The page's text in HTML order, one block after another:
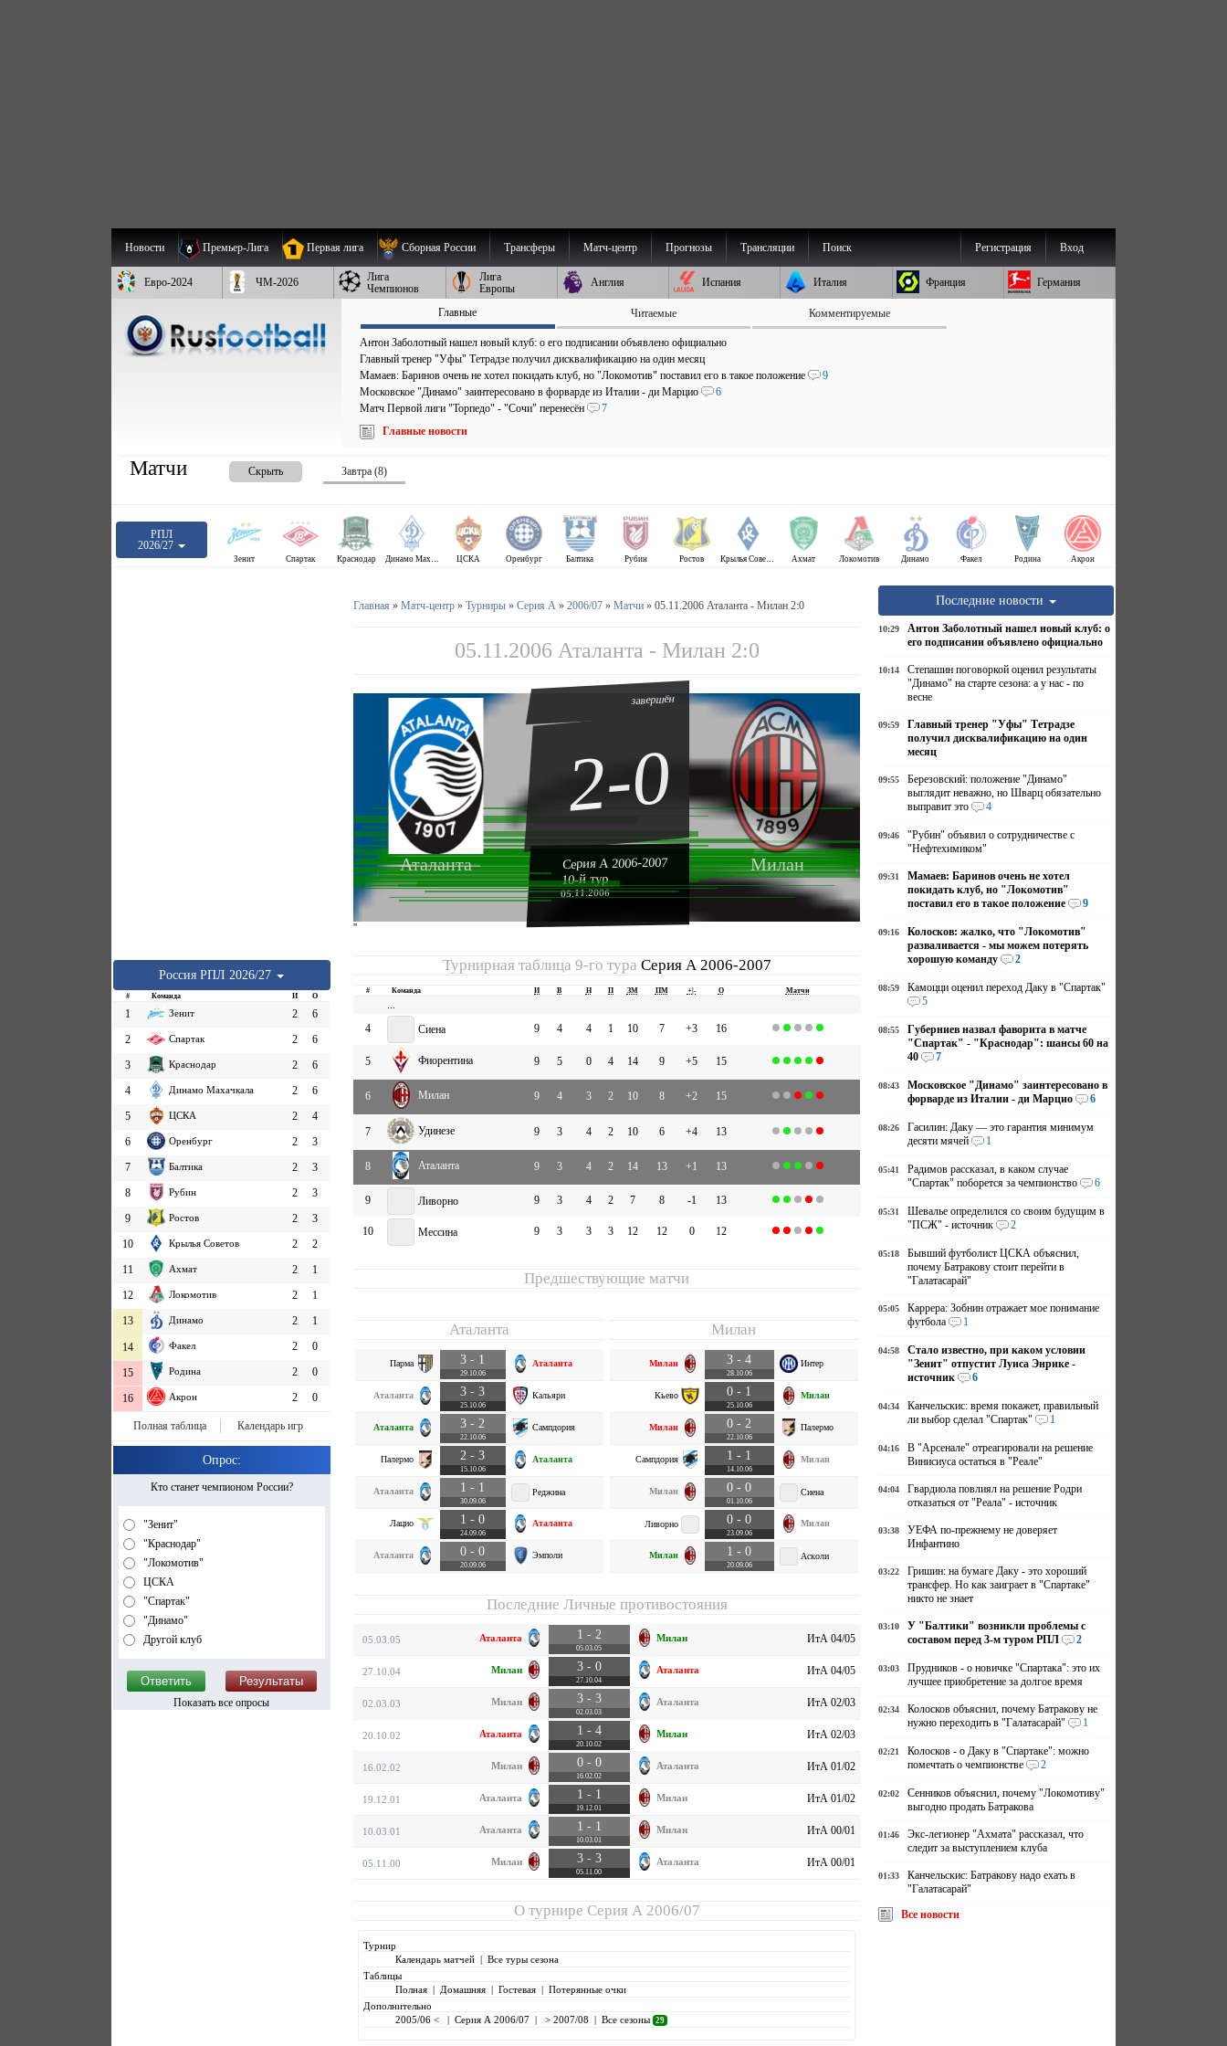
Новости Премьер-Лига Первая лига Сборная России Трансферы Матч-центр Прогнозы Трансляции Поиск Вход
Регистрация
Евро-2024 ЧМ-2026
Лига
Чемпионов
Лига
Европы
Англия Испания Италия Франция Германия
Главные Читаемые Комментируемые
Антон Заболотный нашел новый клуб: о его подписании объявлено официально
Главный тренер "Уфы" Тетрадзе получил дисквалификацию на один месяц
Мамаев: Баринов очень не хотел покидать клуб, но "Локомотив" поставил его в такое положение
9
Московское "Динамо" заинтересовано в форварде из Италии - ди Марцио
6
Матч Первой лиги "Торпедо" - "Сочи" перенесён
7
Главные новости
Матчи Скрыть Завтра (8)
РПЛ
2026/27
Зенит Спартак Краснодар Динамо Махачкала ЦСКА Оренбург Балтика Рубин Ростов Крылья Советов Ахмат Локомотив Динамо Факел Родина Акрон
Россия РПЛ 2026/27
# Команда И О
1 Зенит 2
6
2
Спартак 2
6
3
Краснодар 2
6
4
Динамо Махачкала 2
6
5
ЦСКА 2
4
6
Оренбург 2
3
7
Балтика 2
3
8
Рубин 2
3
9
Ростов 2
3
10
Крылья Советов 2
2
11
Ахмат 2
1
12
Локомотив 2
1
13
Динамо 2 1
14 Факел 2 0
15 Родина 2 0
16 Акрон 2 0
Полная таблица Календарь игр
Опрос:
Кто станет чемпионом России?
"Зенит"
"Краснодар"
"Локомотив"
ЦСКА
"Спартак"
"Динамо"
Другой клуб
Показать все опросы
Главная » Матч-центр» Турниры» Серия А» 2006/07» Матчи» 05.11.2006 Аталанта - Милан 2:0
05.11.2006 Аталанта - Милан 2:0
Аталанта Милан
завершён
2-0
Серия А 2006-2007
10-й тур
05.11.2006
''
Турнирная таблица 9-го тура Серия А 2006-2007
# Команда И В Н П ЗМ ПМ +|- О Матчи
...
4
Сиена 9 4 4 1 10 7 +3 16
5 Фиорентина 9 5 0 4 14 9 +5 15
6 Милан 9 4 3 2 10 8 +2 15
7 Удинезе 9 3 4 2 10 6 +4 13
8 Аталанта 9 3 4 2 14 13 +1 13
9 Ливорно 9 3 4 2 7 8 -1 13
10 Мессина 9 3 3 3 12 12 0 12
Предшествующие матчи
Аталанта
Парма 3 - 1
29.10.06
Аталанта
Аталанта 3 - 3
25.10.06
Кальяри
Аталанта 3 - 2
22.10.06
Сампдория
Палермо 2 - 3
15.10.06
Аталанта
Аталанта 1 - 1
30.09.06
Реджина
Лацио 1 - 0
24.09.06
Аталанта
Аталанта 0 - 0
20.09.06
Эмполи
Милан
Милан 3 - 4
28.10.06
Интер
Кьево 0 - 1
25.10.06
Милан
Милан 0 - 2
22.10.06
Палермо
Сампдория 1 - 1
14.10.06
Милан
Милан 0 - 0
01.10.06
Сиена
Ливорно 0 - 0
23.09.06
Милан
Милан 1 - 0
20.09.06
Асколи
Последние Личные противостояния
05.03.05 Аталанта 1 - 2
05.03.05
Милан ИтА 04/05
27.10.04 Милан 3 - 0
27.10.04
Аталанта ИтА 04/05
02.03.03 Милан 3 - 3
02.03.03
Аталанта ИтА 02/03
20.10.02 Аталанта 1 - 4
20.10.02
Милан ИтА 02/03
16.02.02 Милан 0 - 0
16.02.02
Аталанта ИтА 01/02
19.12.01 Аталанта 1 - 1
19.12.01
Милан ИтА 01/02
10.03.01 Аталанта 1 - 1
10.03.01
Милан ИтА 00/01
05.11.00 Милан 3 - 3
05.11.00
Аталанта ИтА 00/01
О турнире Серия А 2006/07
Турнир
Календарь матчей| Все туры сезона
Таблицы
Полная| Домашняя| Гостевая| Потерянные очки
Дополнительно
2005/06 <
| Серия А 2006/07| > 2007/08 | Все сезоны 29
Последние новости
10:29
Антон Заболотный нашел новый клуб: о
его подписании объявлено официально
10:14
Степашин поговоркой оценил результаты
"Динамо" на старте сезона: а у нас - по
весне
09:59
Главный тренер "Уфы" Тетрадзе
получил дисквалификацию на один
месяц
09:55
Березовский: положение "Динамо"
выглядит неважно, но Шварц обязательно
выправит это
4
09:46
"Рубин" объявил о сотрудничестве с
"Нефтехимиком"
09:31
Мамаев: Баринов очень не хотел
покидать клуб, но "Локомотив"
поставил его в такое положение
9
09:16
Колосков: жалко, что "Локомотив"
разваливается - мы можем потерять
хорошую команду
2
08:59
Камоцци оценил переход Даку в "Спартак"
5
08:55
Губерниев назвал фаворита в матче
"Спартак" - "Краснодар": шансы 60 на
40
7
08:43
Московское "Динамо" заинтересовано в
форварде из Италии - ди Марцио
6
08:26
Гасилин: Даку — это гарантия минимум
десяти мячей
1
05:41
Радимов рассказал, в каком случае
"Спартак" поборется за чемпионство
6
05:31
Шевалье определился со своим будущим в
"ПСЖ" - источник
2
05:18
Бывший футболист ЦСКА объяснил,
почему Батракову стоит перейти в
"Галатасарай"
05:05
Каррера: Зобнин отражает мое понимание
футбола
1
04:58
Стало известно, при каком условии
"Зенит" отпустит Луиса Энрике -
источник
6
04:34
Канчельскис: время покажет, правильный
ли выбор сделал "Спартак"
1
04:16
В "Арсенале" отреагировали на решение
Винисиуса остаться в "Реале"
04:04
Гвардиола повлиял на решение Родри
отказаться от "Реала" - источник
03:38
УЕФА по-прежнему не доверяет
Инфантино
03:22
Гришин: на бумаге Даку - это хороший
трансфер. Но как заиграет в "Спартаке"
никто не знает
03:10
У "Балтики" возникли проблемы с
составом перед 3-м туром РПЛ
2
03:03
Прудников - о новичке "Спартака": это их
лучшее приобретение за долгое время
02:34
Колосков объяснил, почему Батракову не
нужно переходить в "Галатасарай"
1
02:21
Колосков - о Даку в "Спартаке": можно
помечтать о чемпионстве
2
02:02
Сенников объяснил, почему "Локомотиву"
выгодно продать Батракова
01:46
Экс-легионер "Ахмата" рассказал, что
следит за выступлением клуба
01:33
Канчельскис: Батракову надо ехать в
"Галатасарай"
Все новости